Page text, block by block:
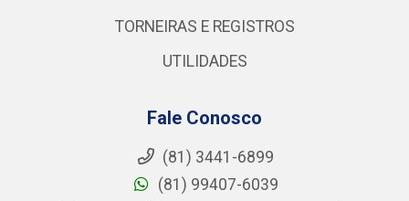
TORNEIRAS E REGISTROS
UTILIDADES
Fale Conosco
(81) 3441-6899
(81) 99407-6039